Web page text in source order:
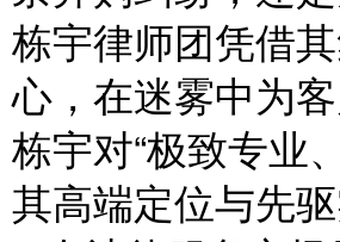
栋宇律师团凭借
心，在迷雾中为
栋宇对“极致专业
其高端定位与先